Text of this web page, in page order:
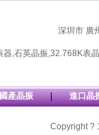
深圳市 廣
器,石英晶振,32.768K表晶
國產晶振 | 進口晶
Copyright ?